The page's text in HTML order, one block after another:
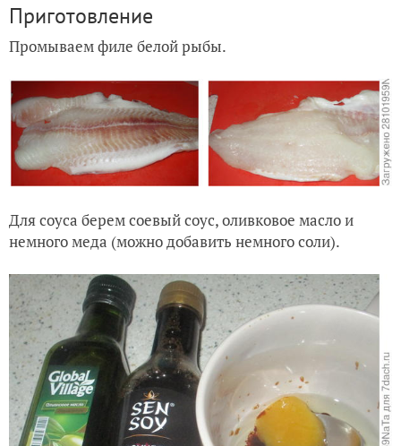
Приготовление
Промываем филе белой рыбы.
Для соуса берем соевый соус, оливковое масло и
немного меда (можно добавить немного соли).